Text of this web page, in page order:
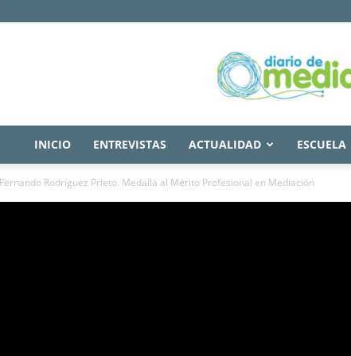
Diario
INICIO ENTREVISTAS ACTUALIDAD ESCUELA
Fernando Rodríguez Prieto. Medalla al Mérito Profesional en Mediación